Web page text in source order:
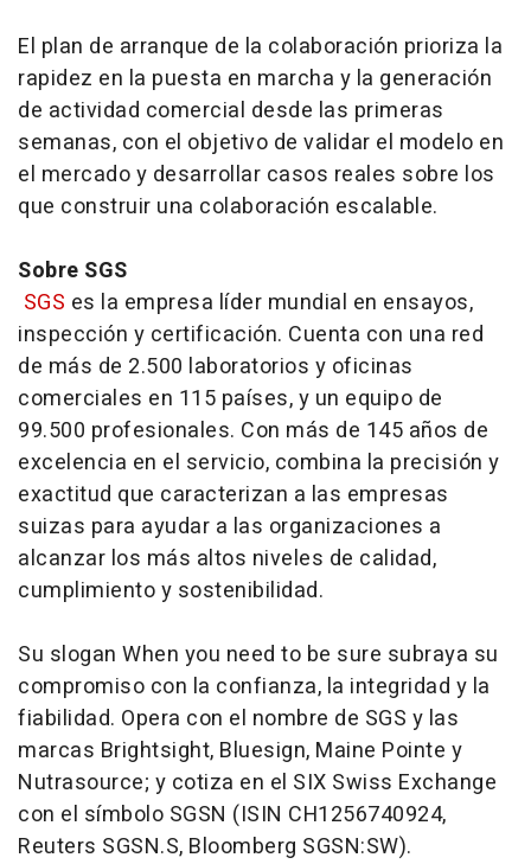
El plan de arranque de la colaboración prioriza la
rapidez en la puesta en marcha y la generación
de actividad comercial desde las primeras
semanas, con el objetivo de validar el modelo en
el mercado y desarrollar casos reales sobre los
que construir una colaboración escalable.
Sobre SGS
SGS es la empresa líder mundial en ensayos,
inspección y certificación. Cuenta con una red
de más de 2.500 laboratorios y oficinas
comerciales en 115 países, y un equipo de
99.500 profesionales. Con más de 145 años de
excelencia en el servicio, combina la precisión y
exactitud que caracterizan a las empresas
suizas para ayudar a las organizaciones a
alcanzar los más altos niveles de calidad,
cumplimiento y sostenibilidad.
Su slogan When you need to be sure subraya su
compromiso con la confianza, la integridad y la
fiabilidad. Opera con el nombre de SGS y las
marcas Brightsight, Bluesign, Maine Pointe y
Nutrasource; y cotiza en el SIX Swiss Exchange
con el símbolo SGSN (ISIN CH1256740924,
Reuters SGSN.S, Bloomberg SGSN:SW).